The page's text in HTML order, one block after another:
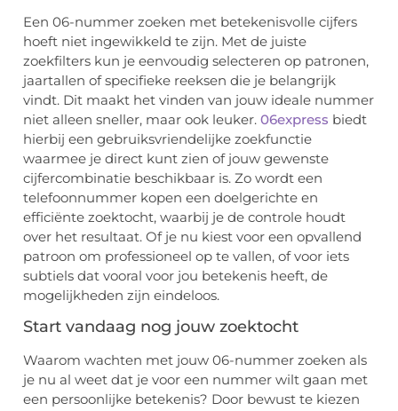
Een 06-nummer zoeken met betekenisvolle cijfers
hoeft niet ingewikkeld te zijn. Met de juiste
zoekfilters kun je eenvoudig selecteren op patronen,
jaartallen of specifieke reeksen die je belangrijk
vindt. Dit maakt het vinden van jouw ideale nummer
niet alleen sneller, maar ook leuker. 06express biedt
hierbij een gebruiksvriendelijke zoekfunctie
waarmee je direct kunt zien of jouw gewenste
cijfercombinatie beschikbaar is. Zo wordt een
telefoonnummer kopen een doelgerichte en
efficiënte zoektocht, waarbij je de controle houdt
over het resultaat. Of je nu kiest voor een opvallend
patroon om professioneel op te vallen, of voor iets
subtiels dat vooral voor jou betekenis heeft, de
mogelijkheden zijn eindeloos.
Start vandaag nog jouw zoektocht
Waarom wachten met jouw 06-nummer zoeken als
je nu al weet dat je voor een nummer wilt gaan met
een persoonlijke betekenis? Door bewust te kiezen